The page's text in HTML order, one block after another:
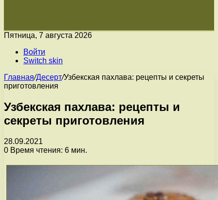
Пятница, 7 августа 2026
Войти
Switch skin
Главная/Десерт/Узбекская пахлава: рецепты и секреты
приготовления
Узбекская пахлава: рецепты и
секреты приготовления
28.09.2021
0 Время чтения: 6 мин.